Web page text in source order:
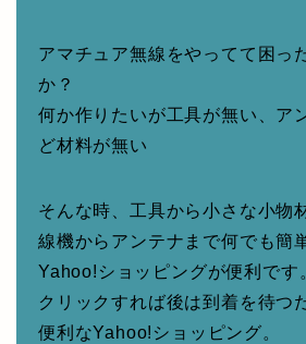
アマチュア無線をやってて困っ
か？
何か作りたいが工具が無い、ア
ど材料が無い
そんな時、工具から小さな小物
線機からアンテナまで何でも簡
Yahoo!ショッピングが便利です
クリックすれば後は到着を待つ
便利なYahoo!ショッピング。